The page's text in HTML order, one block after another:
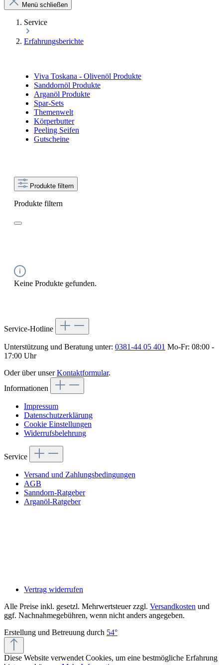
Menü schließen
Service
Erfahrungsberichte
Viva Toskana - Olivenöl Produkte
Sanddornöl Produkte
Arganöl Produkte
Spar-Sets
Themenwelt
Körperbutter
Peeling Seifen
Gutscheine
Produkte filtern
Produkte filtern
Keine Produkte gefunden.
Service-Hotline
Unterstützung und Beratung unter: 0381-44 05 401 Mo-Fr: 08:00 -
17:00 Uhr
Oder über unserKontaktformular.
Informationen
Impressum
Datenschutzerklärung
Cookie Einstellungen
Widerrufsbelehrung
Service
Versand und Zahlungsbedingungen
AGB
Sanndorn-Ratgeber
Arganöl-Ratgeber
Vertrag widerrufen
Alle Preise inkl. gesetzl. Mehrwertsteuer zzgl. Versandkosten und
ggf. Nachnahmegebühren, wenn nicht anders angegeben.
Erstellung und Betreuung durch 54°
Diese Website verwendet Cookies, um eine bestmögliche Erfahrung